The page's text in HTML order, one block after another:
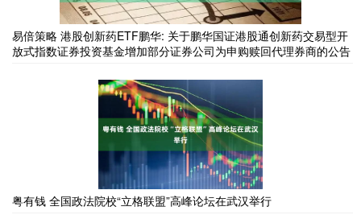
易倍策略 港股创新药ETF鹏华: 关于鹏华国证港股通创新药交易型开
放式指数证券投资基金增加部分证券公司为申购赎回代理券商的公告
粤有钱 全国政法院校“立格联盟”高峰论坛在武汉举行